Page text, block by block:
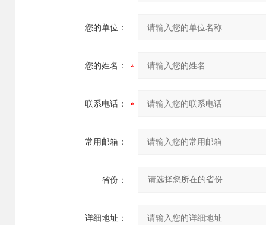
您的单位：
您的姓名：
联系电话：
常用邮箱：
省份：
详细地址：